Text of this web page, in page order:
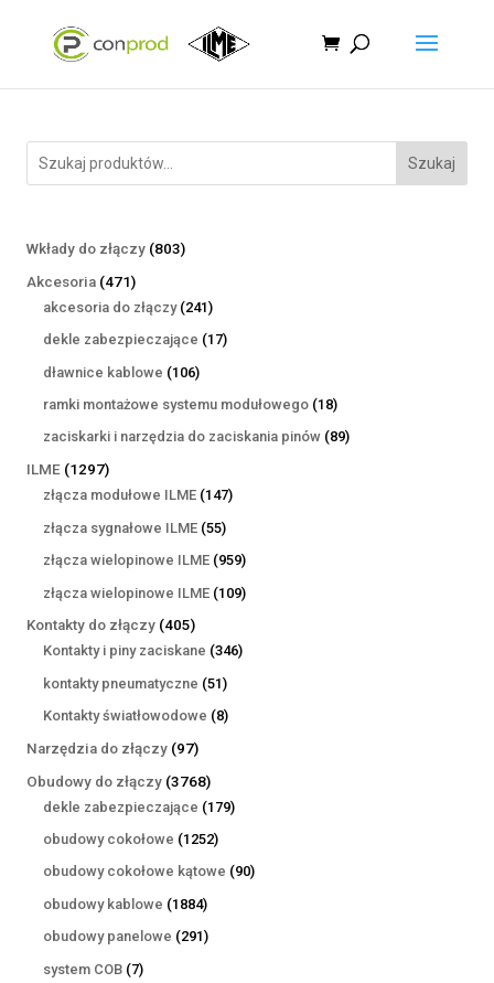
Szukaj
Wkłady do złączy 803803
Akcesoria 471471
produktów
akcesoria do złączy 241241
produktów
dekle zabezpieczające 1717
dławnice kablowe 106106
produktów
ramki montażowe systemu modułowego 1818
produktów
zaciskarki i narzędzia do zaciskania pinów 8989
ILME 12971297
produktów
złącza modułowe ILME 147147
złącza sygnałowe ILME 5555
produktów
złącza wielopinowe ILME 959959
produktów
złącza wielopinowe ILME 109109
Kontakty do złączy 405405
produktów
Kontakty i piny zaciskane 346346
kontakty pneumatyczne 5151
produktów
Kontakty światłowodowe 88
Narzędzia do złączy 9797
produktów
Obudowy do złączy 37683768
produktów
dekle zabezpieczające 179179
obudowy cokołowe 12521252
produkty
obudowy cokołowe kątowe 9090
obudowy kablowe 18841884
produkty
obudowy panelowe 291291
system COB 77